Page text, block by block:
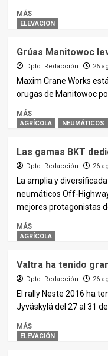
MÁS
ELEVACIÓN
Grúas Manitowoc
Dpto. Redacción 26
Maxim Crane Works
orugas de Manitowoc
MÁS
AGRÍCOLA NEUMÁTICOS
Las gamas BKT
Dpto. Redacción 26
La amplia y
neumáticos Off-
mejores protagonistas
MÁS
AGRÍCOLA
Valtra ha tenido
Dpto. Redacción 26
El rally Neste 2016 ha
Jyväskylä del 27 al 31
MÁS
ELEVACIÓN